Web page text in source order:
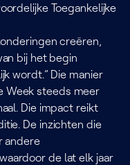
Toegankelijke
creëren,
bij het begin
wordt.” Die manier
Week steeds meer
Die impact reikt
De inzichten die
andere
de lat elk jaar